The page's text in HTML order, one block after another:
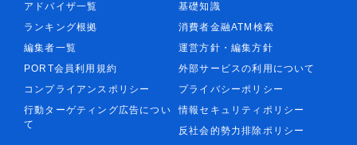
アドバイザ一覧
基礎知識
ランキング根拠
消費者金融ATM検索
編集者一覧
運営方針・編集方針
PORT会員利用規約
外部サービスの利用について
コンプライアンスポリシー
プライバシーポリシー
行動ターゲティング広告につい
て
情報セキュリティポリシー
反社会的勢力排除ポリシー